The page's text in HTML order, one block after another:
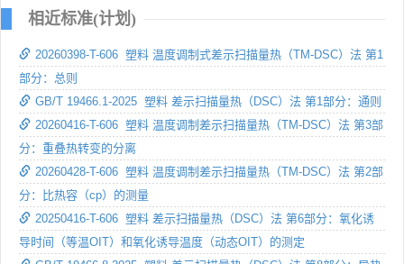
相近标准(计划)
20260398-T-606 塑料 温度调制式差示扫描量热（TM-DSC）法 第1
部分：总则
GB/T 19466.1-2025 塑料 差示扫描量热（DSC）法 第1部分：通则
20260416-T-606 塑料 温度调制差示扫描量热（TM-DSC）法 第3部
分：重叠热转变的分离
20260428-T-606 塑料 温度调制差示扫描量热（TM-DSC）法 第2部
分：比热容（cp）的测量
20250416-T-606 塑料 差示扫描量热（DSC）法 第6部分：氧化诱
导时间（等温OIT）和氧化诱导温度（动态OIT）的测定